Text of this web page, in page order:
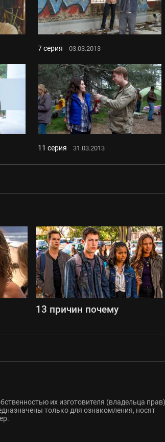
7 серия 03.03.2013
11 серия 31.03.2013
13 причин почему
их изготовителя (владельца
только для ознакомления, носят